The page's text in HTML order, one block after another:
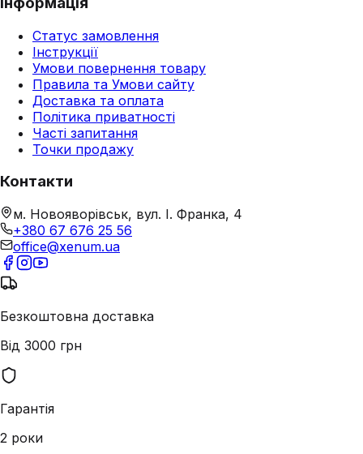
Статус замовлення
Інструкції
Умови повернення товару
Правила та Умови сайту
Доставка та оплата
Політика приватності
Часті запитання
Точки продажу
Контакти
м. Новояворівськ, вул. І. Франка, 4
+380 67 676 25 56
office@xenum.ua
Безкоштовна доставка
Від 3000 грн
Гарантія
2 роки